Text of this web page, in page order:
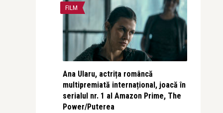
FILM
Ana Ularu, actrița româncă
multipremiată internațional, joacă în
serialul nr. 1 al Amazon Prime, The
Power/Puterea